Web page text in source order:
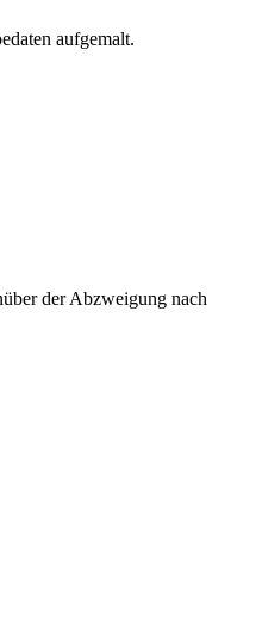
aufgemalt.
der Abzweigung nach